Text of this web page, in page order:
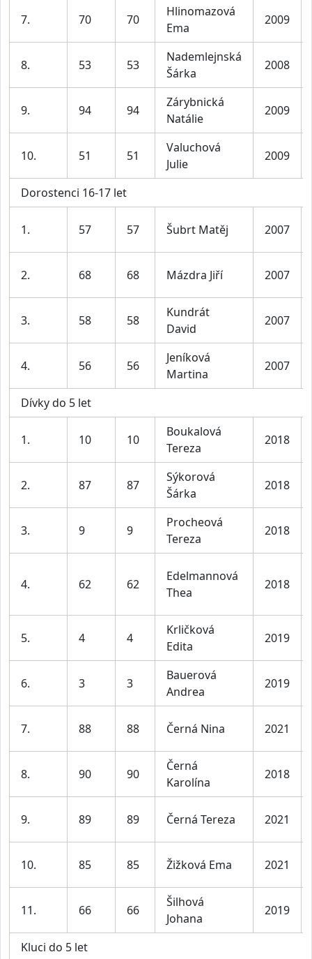
7. 70 70
Hlinomazová
Ema
2009
8. 53 53
Nademlejnská
Šárka
2008
9. 94 94
Zárybnická
Natálie
2009
10. 51 51
Valuchová
Julie
2009
Dorostenci 16-17 let
1. 57 57 Šubrt Matěj 2007
2. 68 68 Mázdra Jiří 2007
3. 58 58
Kundrát
David
2007
4. 56 56
Jeníková
Martina
2007
Dívky do 5 let
1. 10 10
Boukalová
Tereza
2018
2. 87 87
Sýkorová
Šárka
2018
3. 9 9
Procheová
Tereza
2018
4. 62 62
Edelmannová
Thea
2018
5. 4 4
Krličková
Edita
2019
6. 3 3
Bauerová
Andrea
2019
7. 88 88 Černá Nina 2021
8. 90 90
Černá
Karolína
2018
9. 89 89 Černá Tereza 2021
10. 85 85 Žižková Ema 2021
11. 66 66
Šilhová
Johana
2019
Kluci do 5 let